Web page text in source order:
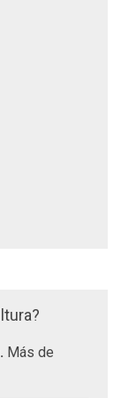
Más de